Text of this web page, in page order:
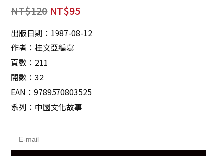
NT$120 NT$95
出版日期：1987-08-12
作者：桂文亞編寫
頁數：211
開數：32
EAN：9789570803525
系列：中國文化故事